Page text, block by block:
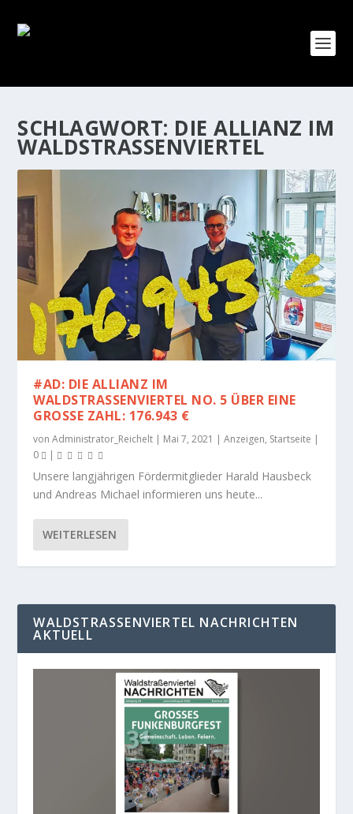
SCHLAGWORT: DIE ALLIANZ IM
WALDSTRASSENVIERTEL
#AD: DIE ALLIANZ IM
WALDSTRASSENVIERTEL NO. 5 ÜBER EINE G
ROSSE ZAHL: 176.943 €
vonAdministrator_Reichelt | Mai 7, 2021 |Anzeigen, Startseite |
0
|
Unsere langjährigen Fördermitglieder Harald Hausbeck
und Andreas Michael informieren uns heute...
WEITERLESEN
WALDSTRASSENVIERTEL NACHRICHTEN A
KTUELL